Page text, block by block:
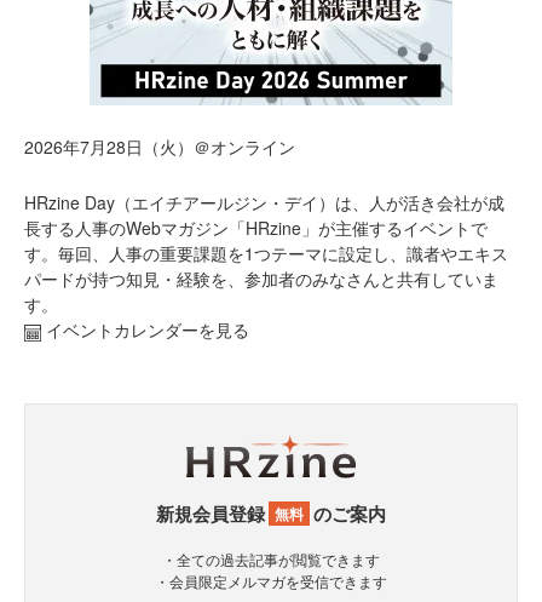
2026年7月28日（火）＠オンライン
HRzine Day（エイチアールジン・デイ）は、人が活き会社が成
長する人事のWebマガジン「HRzine」が主催するイベントで
す。毎回、人事の重要課題を1つテーマに設定し、識者やエキス
パードが持つ知見・経験を、参加者のみなさんと共有していま
す。
イベントカレンダーを見る
新規会員登録 無料 のご案内
・全ての過去記事が閲覧できます
・会員限定メルマガを受信できます